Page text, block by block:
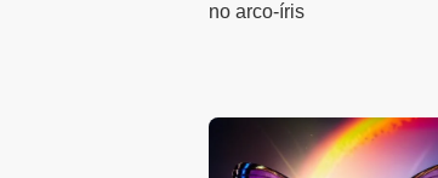
no arco-íris